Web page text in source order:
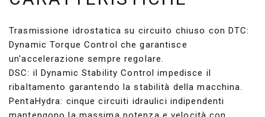
Trasmissione idrostatica su circuito chiuso con DTC:
Dynamic Torque Control che garantisce
un'accelerazione sempre regolare.
DSC: il Dynamic Stability Control impedisce il
ribaltamento garantendo la stabilità della macchina.
PentaHydra: cinque circuiti idraulici indipendenti